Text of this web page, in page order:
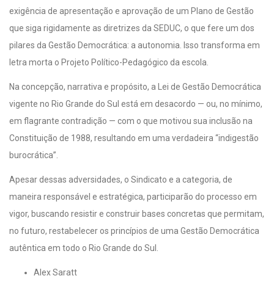
exigência de apresentação e aprovação de um Plano de Gestão
que siga rigidamente as diretrizes da SEDUC, o que fere um dos
pilares da Gestão Democrática: a autonomia. Isso transforma em
letra morta o Projeto Político-Pedagógico da escola.
Na concepção, narrativa e propósito, a Lei de Gestão Democrática
vigente no Rio Grande do Sul está em desacordo — ou, no mínimo,
em flagrante contradição — com o que motivou sua inclusão na
Constituição de 1988, resultando em uma verdadeira “indigestão
burocrática”.
Apesar dessas adversidades, o Sindicato e a categoria, de
maneira responsável e estratégica, participarão do processo em
vigor, buscando resistir e construir bases concretas que permitam,
no futuro, restabelecer os princípios de uma Gestão Democrática
autêntica em todo o Rio Grande do Sul.
Alex Saratt